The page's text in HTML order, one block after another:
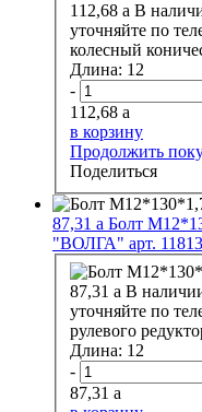
112,68 a В
уточняйте по
Длина: 12
-
112,68 a
в корзину
Продолжить
Поделиться
87,31 a Болт
"ВОЛГА" арт. 11813
87,31 a В
уточняйте по
рулевого
Длина: 12
-
87,31 a